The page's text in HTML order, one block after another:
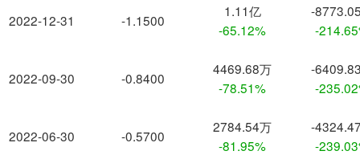
2022-12-31
2022-09-30
2022-06-30
-1.1500
1.11亿
-65.12%
-
-
-0.8400
4469.68万
-78.51%
-
-
-0.5700
2784.54万
-81.95%
-
-